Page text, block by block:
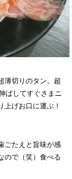
薄切りのタン。超
ばしてすぐさまニ
上げお口に運ぶ！
ごたえと旨味が感
ので（笑）食べる